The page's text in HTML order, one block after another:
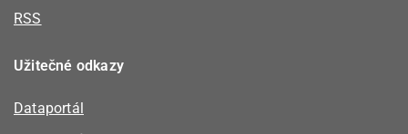
RSS
Užitečné odkazy
Dataportál